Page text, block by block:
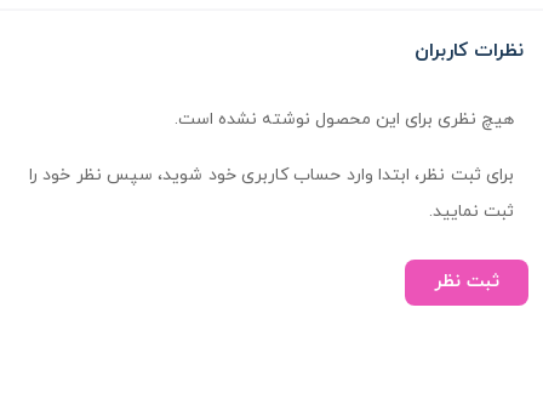
نظرات کاربران
هیچ نظری برای این محصول نوشته نشده است.
برای ثبت نظر، ابتدا وارد حساب کاربری خود شوید، سپس نظر خود را
ثبت نمایید.
ثبت نظر